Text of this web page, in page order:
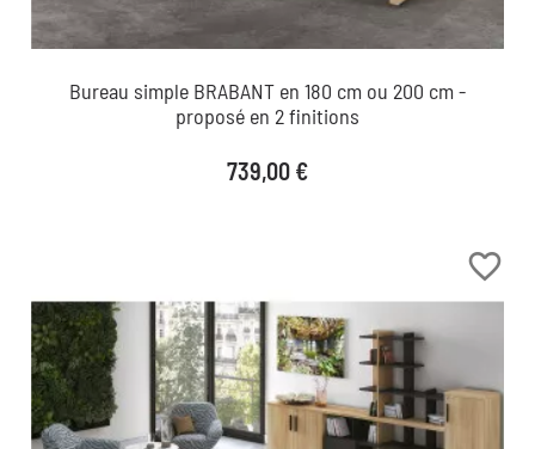
Bureau simple BRABANT en 180 cm ou 200 cm -
proposé en 2 finitions
Prix
739,00 €
favorite_border